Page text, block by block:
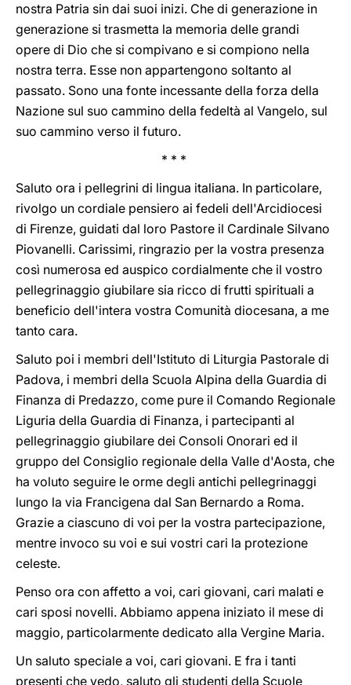
nostra Patria sin dai suoi inizi. Che di generazione in
generazione si trasmetta la memoria delle grandi
opere di Dio che si compivano e si compiono nella
nostra terra. Esse non appartengono soltanto al
passato. Sono una fonte incessante della forza della
Nazione sul suo cammino della fedeltà al Vangelo, sul
suo cammino verso il futuro.
* * *
Saluto ora i pellegrini di lingua italiana. In particolare,
rivolgo un cordiale pensiero ai fedeli dell'Arcidiocesi
di Firenze, guidati dal loro Pastore il Cardinale Silvano
Piovanelli. Carissimi, ringrazio per la vostra presenza
così numerosa ed auspico cordialmente che il vostro
pellegrinaggio giubilare sia ricco di frutti spirituali a
beneficio dell'intera vostra Comunità diocesana, a me
tanto cara.
Saluto poi i membri dell'Istituto di Liturgia Pastorale di
Padova, i membri della Scuola Alpina della Guardia di
Finanza di Predazzo, come pure il Comando Regionale
Liguria della Guardia di Finanza, i partecipanti al
pellegrinaggio giubilare dei Consoli Onorari ed il
gruppo del Consiglio regionale della Valle d'Aosta, che
ha voluto seguire le orme degli antichi pellegrinaggi
lungo la via Francigena dal San Bernardo a Roma.
Grazie a ciascuno di voi per la vostra partecipazione,
mentre invoco su voi e sui vostri cari la protezione
celeste.
Penso ora con affetto a voi, cari giovani, cari malati e
cari sposi novelli. Abbiamo appena iniziato il mese di
maggio, particolarmente dedicato alla Vergine Maria.
Un saluto speciale a voi, cari giovani. E fra i tanti
presenti che vedo, saluto gli studenti della Scuole